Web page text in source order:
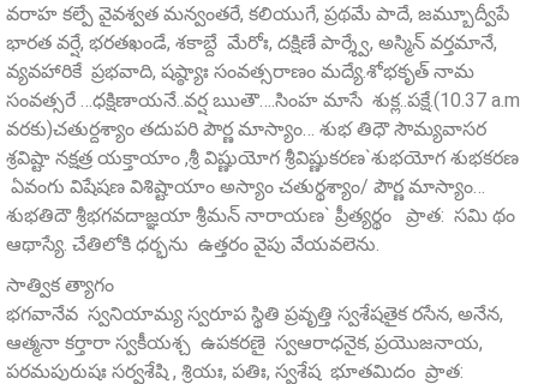
వరాహ కల్పే వైవశ్వత మన్వంతరే, కలియుగే, ప్రథమే పాదే, జమ్బూద్వీపే
భారత వర్షే, భరతఖండే, శకాబ్దే మేరోః, దక్షిణే పార్శ్వే, అస్మిన్ వర్తమానే,
వ్యవహారికే ప్రభవాది, షష్ఠ్యాః సంవత్సరాణం మద్యే.శోభకృత్ నామ
సంవత్సరే …ధక్షిణాయనే..వర్ష ఋతౌ….సింహ మాసే శుక్ల..పక్షే.(10.37 a.m
వరకు)చతుర్దశ్యాం తదుపరి పౌర్ణ మాస్యాం… శుభ తిధౌ సౌమ్యవాసర
శ్రవిష్టా నక్షత్ర యక్తాయాం ,శ్రీ విష్ణుయోగ శ్రీవిష్ణుకరణ`శుభయోగ శుభకరణ
ఏవంగు విషేషణ విశిష్టాయాం అస్యాం చతుర్థశ్యాం/ పౌర్ణ మాస్యాం…
శుభతిదౌ శ్రీభగవదాజ్ఞయా శ్రీమన్‌ నారాయణ` ప్రీత్యర్థం ప్రాత: సమి థం
ఆథాస్యే. చేతిలోకి ధర్భను ఉత్తరం వైపు వేయవలెను.
సాత్విక త్యాగం
భగవానేవ స్వనియామ్య స్వరూప స్థితి ప్రవృత్తి స్వశేషతైక రసేన, అనేన,
ఆత్మనా కర్తారా స్వకీయశ్చ ఉపకరణై స్వఆరాధనైక, ప్రయొజనాయ,
పరమపురుషః సర్వశేషి , శ్రియః, పతిః, స్వశేష భూతమిదం ప్రాత: